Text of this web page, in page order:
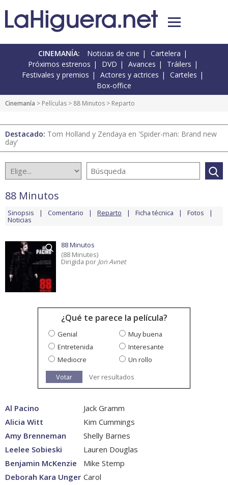
CINEMANÍA: Noticias de cine
Cartelera
Próximos estrenos
DVD Avances
Tráilers
Festivales y premios
Actores y actrices
Carteles
Box-office
Cinemanía > Películas > 88 Minutos > Reparto
Destacado: Tom Holland y Zendaya en 'Spider-man: Brand new
day'
88 Minutos
Sinopsis Comentario Reparto Ficha técnica Fotos
Noticias
88 Minutos
(88 Minutes)
Dirigida por Jon Avnet
¿Qué te parece la película?
Genial
Muy buena
Entretenida
Interesante
Mediocre
Un rollo
Votar
Ver resultados
Al Pacino
Jack Gramm
Alicia Witt
Kim Cummings
Amy Brenneman
Shelly Barnes
Leelee Sobieski
Lauren Douglas
Benjamin McKenzie
Mike Stemp
Deborah Kara Unger Carol